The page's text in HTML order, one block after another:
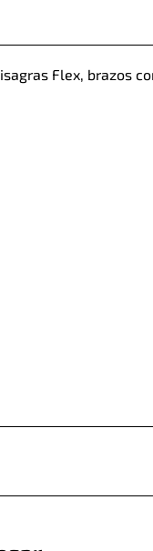
Flex, brazos